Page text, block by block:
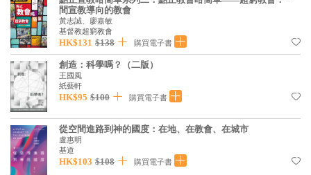
禮品專區
得獎作品推介
暢銷榜
中文二手書
英文二手書
精選英文書
電子書
間宣教導向的教會
黃志誠、廖嘉敏
基督教超窮教會
HK$131 $138 購買電子書
創造：科學嗎？（二版）
王國風
紙藝軒
HK$95 $100 購買電子書
從空間進路到神的國度：在地、在教會、在城市
盧惠明
基道
HK$103 $108 購買電子書